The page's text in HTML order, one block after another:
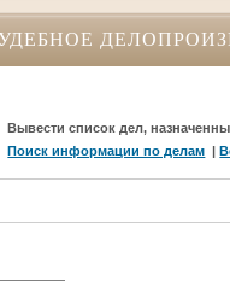
Вывести список дел,
Поиск информации по делам |